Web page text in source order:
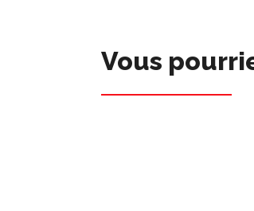
Vous